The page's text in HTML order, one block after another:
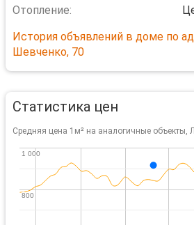
Отопление:
История объявлений в доме по
Шевченко, 70
Статистика цен
Средняя цена 1м² на аналогичные объекты,
800
800
1 000
1 000